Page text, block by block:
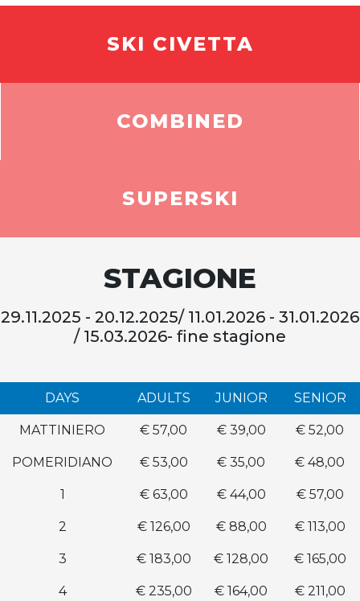
SKI CIVETTA
COMBINED
SUPERSKI
STAGIONE
29.11.2025 - 20.12.2025/ 11.01.2026 - 31.01.2026
/ 15.03.2026- fine stagione
DAYS ADULTS JUNIOR SENIOR
MATTINIERO € 57,00 € 39,00 € 52,00
POMERIDIANO € 53,00 € 35,00 € 48,00
1 € 63,00 € 44,00 € 57,00
2 € 126,00 € 88,00 € 113,00
3 € 183,00 € 128,00 € 165,00
4 € 235,00 € 164,00 € 211,00